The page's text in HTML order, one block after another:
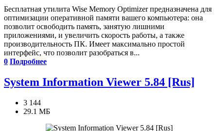
Бесплатная утилита Wise Memory Optimizer предназначена для
оптимизации оперативной памяти вашего компьютера: она
позволит освободить память, занятую лишними
приложениями, и увеличить скорость работы, а также
производительность ПК. Имеет максимально простой
интерфейс, что позволит разобраться в...
0 Подробнее
System Information Viewer 5.84 [Rus]
3 144
29.1 МБ